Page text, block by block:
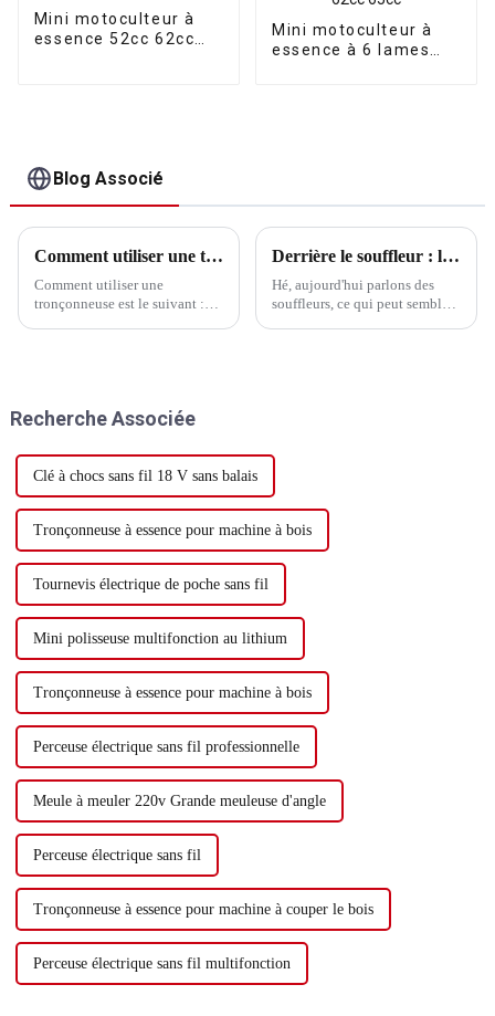
Mini motoculteur à
essence 52cc 62cc
Mini motoculteur à
essence à 6 lames
Blog Associé
Comment utiliser une tronçonneuse
Comment utiliser une
tronçonneuse est le suivant :
Derrière le souffleur : la force cachée qui fait avancer l'industrie moderne
Hé, aujourd'hui parlons des
souffleurs, ce qui peut sembler
Recherche Associée
Clé à chocs sans fil 18 V sans balais
Tronçonneuse à essence pour machine à bois
Tournevis électrique de poche sans fil
Mini polisseuse multifonction au lithium
Tronçonneuse à essence pour machine à bois
Perceuse électrique sans fil professionnelle
Meule à meuler 220v Grande meuleuse d'angle
Perceuse électrique sans fil
Tronçonneuse à essence pour machine à couper le bois
Perceuse électrique sans fil multifonction